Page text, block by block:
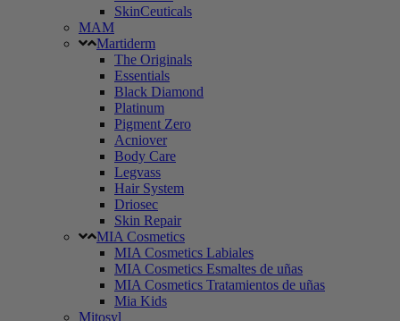
SkinCeuticals
MAM
Martiderm
The Originals
Essentials
Black Diamond
Platinum
Pigment Zero
Acniover
Body Care
Legvass
Hair System
Driosec
Skin Repair
MIA Cosmetics
MIA Cosmetics Labiales
MIA Cosmetics Esmaltes de uñas
MIA Cosmetics Tratamientos de uñas
Mia Kids
Mitosyl